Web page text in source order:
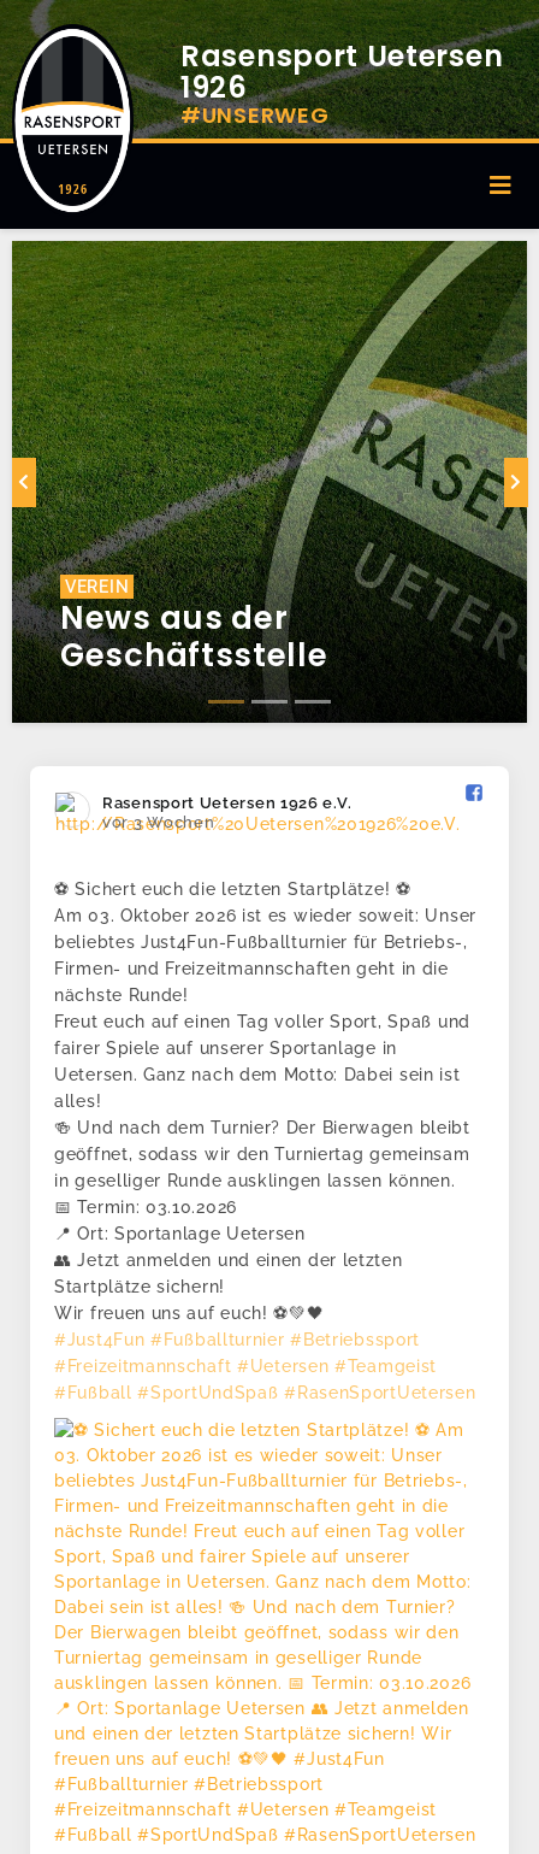
Rasensport Uetersen
1926
#UNSERWEG
VEREIN
News aus der
Geschäftsstelle
Rasensport Uetersen 1926 e.V.️
vor 3 Wochen
⚽ Sichert euch die letzten Startplätze! ⚽
Am 03. Oktober 2026 ist es wieder soweit: Unser
beliebtes Just4Fun-Fußballturnier für Betriebs-,
Firmen- und Freizeitmannschaften geht in die
nächste Runde!
Freut euch auf einen Tag voller Sport, Spaß und
fairer Spiele auf unserer Sportanlage in
Uetersen. Ganz nach dem Motto: Dabei sein ist
alles!
🍻 Und nach dem Turnier? Der Bierwagen bleibt
geöffnet, sodass wir den Turniertag gemeinsam
in geselliger Runde ausklingen lassen können.
📅 Termin: 03.10.2026
📍 Ort: Sportanlage Uetersen
👥 Jetzt anmelden und einen der letzten
Startplätze sichern!
Wir freuen uns auf euch! ⚽💚🖤
#Just4Fun #Fußballturnier #Betriebssport
#Freizeitmannschaft #Uetersen #Teamgeist
#Fußball #SportUndSpaß #RasenSportUetersen